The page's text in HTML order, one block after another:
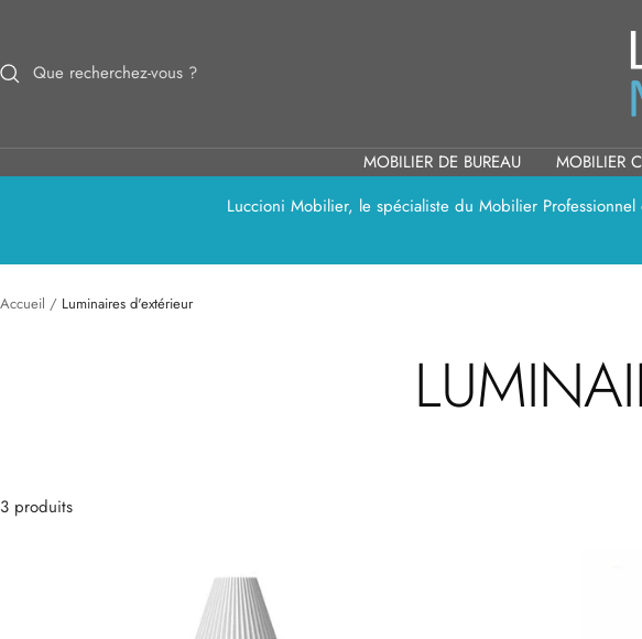
contenu
MOBILIER DE BUREAU MOBILIER
Luccioni Mobilier, le spécialiste du Mobilier
Accueil Luminaires d'extérieur
3 produits